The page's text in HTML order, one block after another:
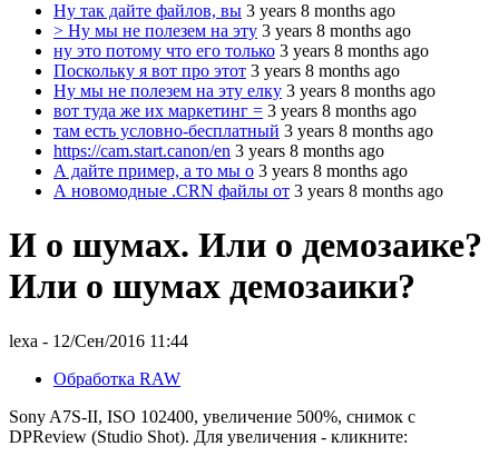
Ну так дайте файлов, вы 3 years 8 months ago
> Ну мы не полезем на эту 3 years 8 months ago
ну это потому что его только 3 years 8 months ago
Поскольку я вот про этот 3 years 8 months ago
Ну мы не полезем на эту елку 3 years 8 months ago
вот туда же их маркетинг = 3 years 8 months ago
там есть условно-бесплатный 3 years 8 months ago
https://cam.start.canon/en 3 years 8 months ago
А дайте пример, а то мы о 3 years 8 months ago
А новомодные .CRN файлы от 3 years 8 months ago
И о шумах. Или о демозаике?
Или о шумах демозаики?
lexa - 12/Сен/2016 11:44
Обработка RAW
Sony A7S-II, ISO 102400, увеличение 500%, снимок с
DPReview (Studio Shot). Для увеличения - кликните: